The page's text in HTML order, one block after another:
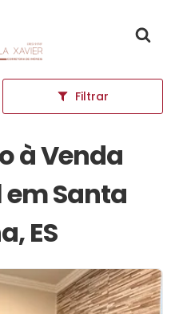
Filtrar
à Venda
em Santa
ES